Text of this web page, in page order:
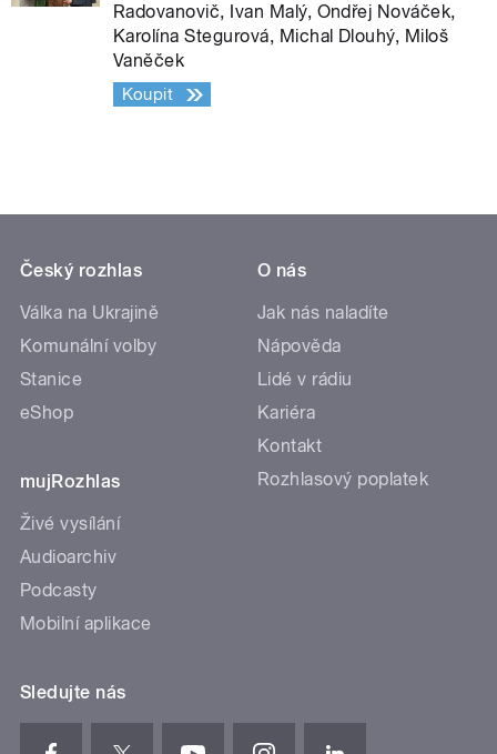
Radovanovič, Ivan Malý, Ondřej Nováček,
Karolína Stegurová, Michal Dlouhý, Miloš
Vaněček
Koupit
Český rozhlas
Válka na Ukrajině
Komunální volby
Stanice
eShop
mujRozhlas
Živé vysílání
Audioarchiv
Podcasty
Mobilní aplikace
O nás
Jak nás naladíte
Nápověda
Lidé v rádiu
Kariéra
Kontakt
Rozhlasový poplatek
Sledujte nás